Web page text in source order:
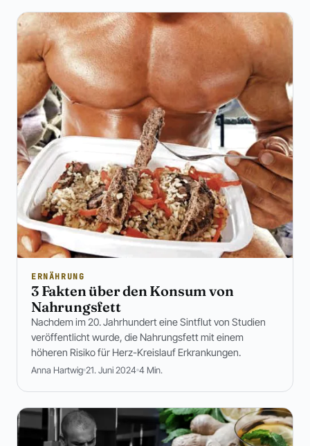
ERNÄHRUNG
3 Fakten über den Konsum von
Nahrungsfett
Nachdem im 20. Jahrhundert eine Sintflut von Studien
veröffentlicht wurde, die Nahrungsfett mit einem
höheren Risiko für Herz-Kreislauf Erkrankungen.
Anna Hartwig 21. Juni 2024 4 Min.